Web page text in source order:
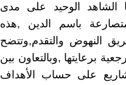
الشاهد الوحيد على مدى
باسم الدين ,هذه
النهوض والتقدم,وتتضح
برعايتها ,وبالتعاون بين
على حساب الأهداف